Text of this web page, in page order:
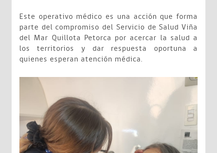
Este operativo médico es una acción que forma
parte del compromiso del Servicio de Salud Viña
del Mar Quillota Petorca por acercar la salud a
los territorios y dar respuesta oportuna a
quienes esperan atención médica.